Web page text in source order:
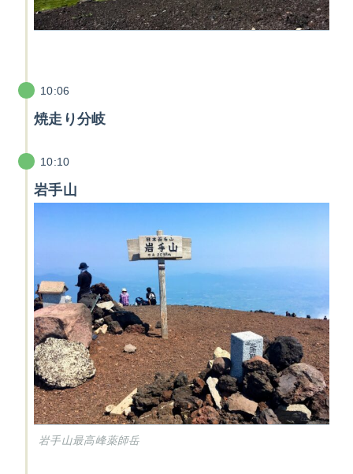
10:06
焼走り分岐
10:10
岩手山
岩手山最高峰薬師岳